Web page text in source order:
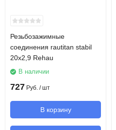
Резьбозажимные
соединения rautitan stabil
20х2,9 Rehau
В наличии
727 Руб. / шт
В корзину